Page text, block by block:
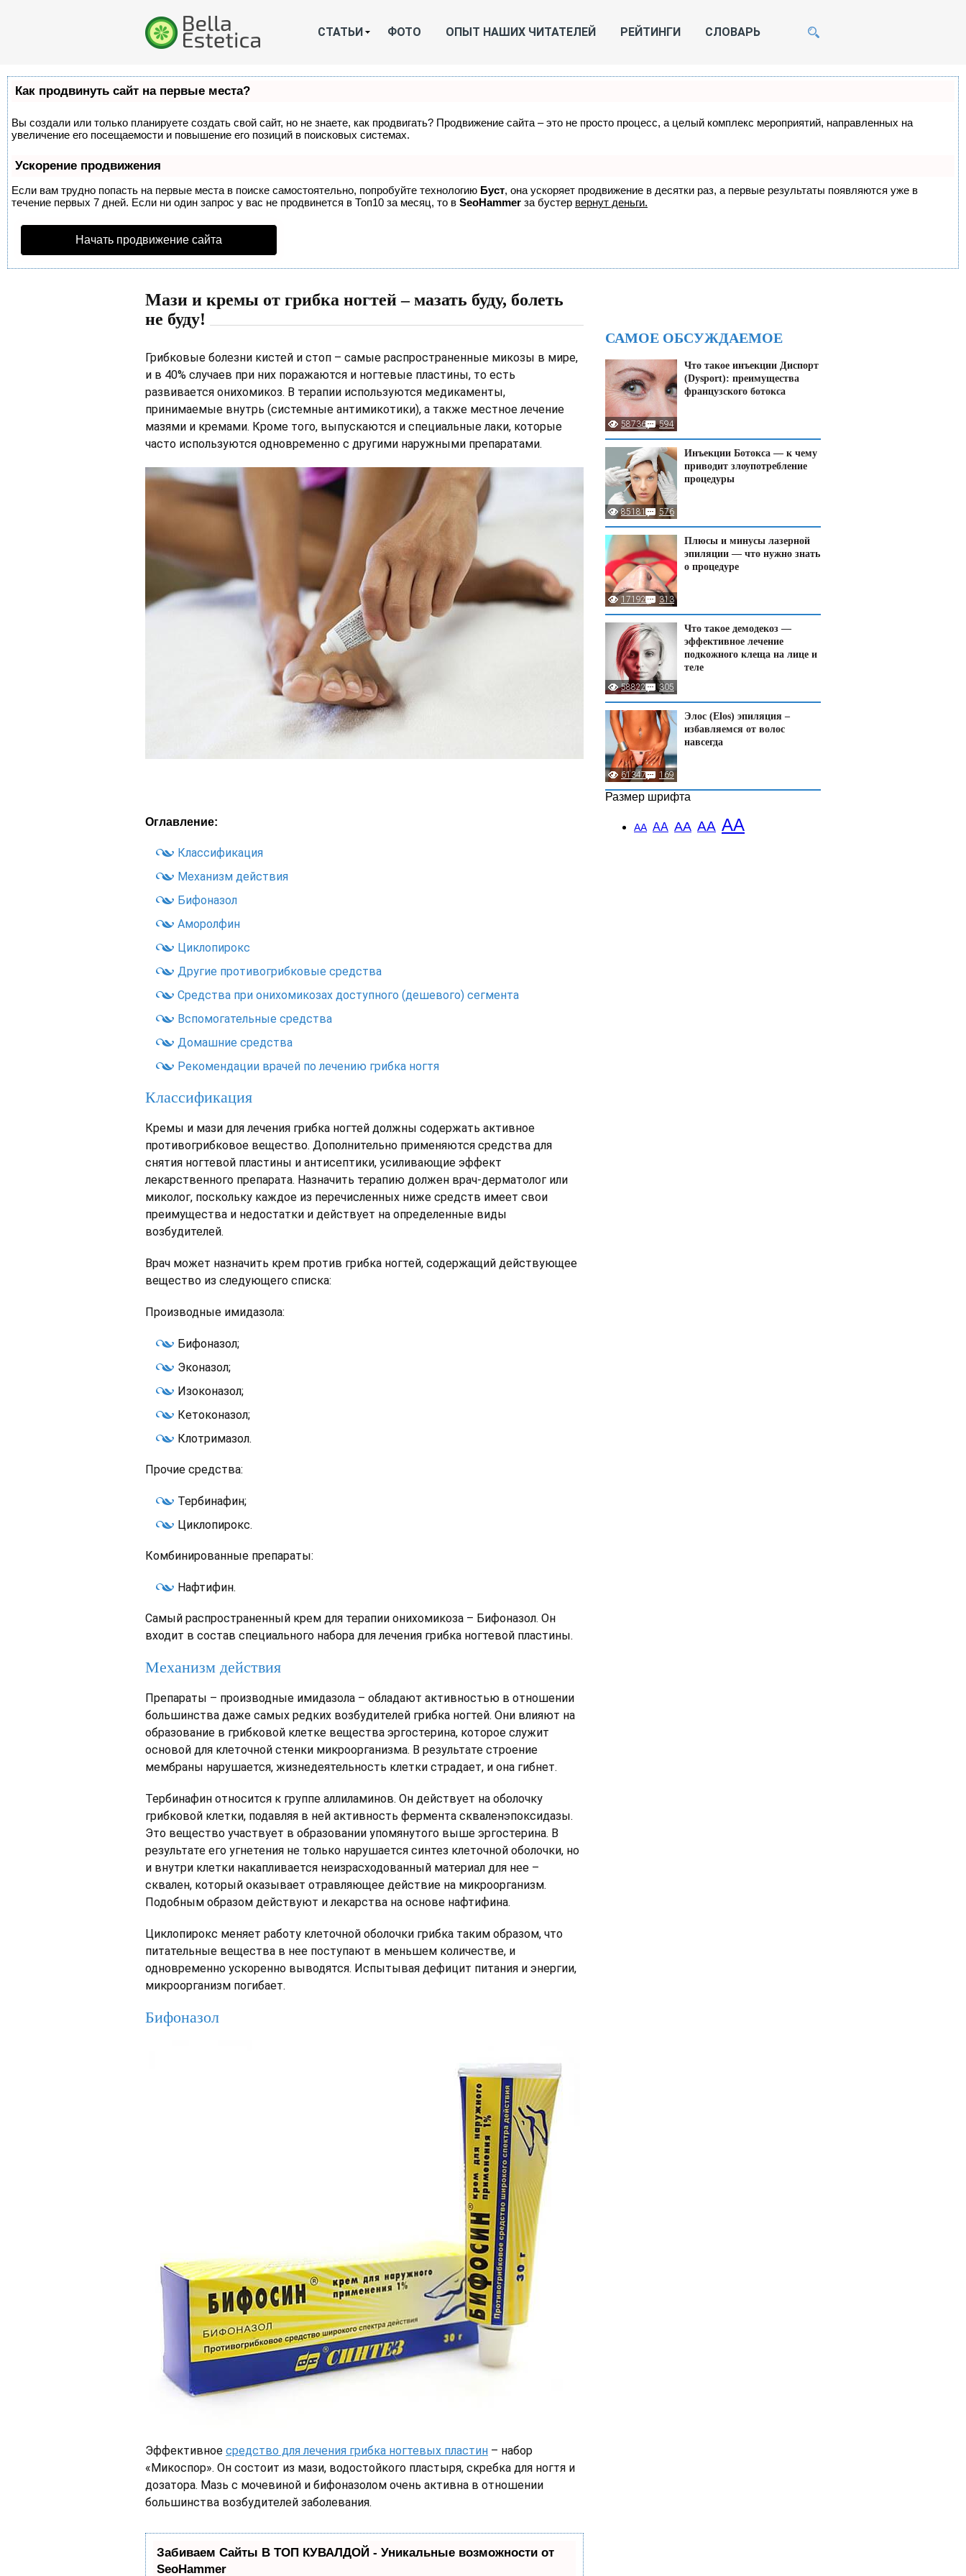
СТАТЬИ ФОТО ОПЫТ НАШИХ ЧИТАТЕЛЕЙ РЕЙТИНГИ СЛОВАРЬ
Как продвинуть сайт на первые места?
Вы создали или только планируете создать свой сайт, но не знаете, как продвигать? Продвижение сайта – это не просто процесс, а целый комплекс мероприятий, направленных на
увеличение его посещаемости и повышение его позиций в поисковых системах.
Ускорение продвижения
Если вам трудно попасть на первые места в поиске самостоятельно, попробуйте технологию Буст, она ускоряет продвижение в десятки раз, а первые результаты появляются уже в
течение первых 7 дней. Если ни один запрос у вас не продвинется в Топ10 за месяц, то в SeoHammer за бустер вернут деньги.
Начать продвижение сайта
Мази и кремы от грибка ногтей – мазать буду, болеть
не буду!
Грибковые болезни кистей и стоп – самые распространенные микозы в мире,
и в 40% случаев при них поражаются и ногтевые пластины, то есть
развивается онихомикоз. В терапии используются медикаменты,
принимаемые внутрь (системные антимикотики), а также местное лечение
мазями и кремами. Кроме того, выпускаются и специальные лаки, которые
часто используются одновременно с другими наружными препаратами.
Оглавление:
Классификация
Механизм действия
Бифоназол
Аморолфин
Циклопирокс
Другие противогрибковые средства
Средства при онихомикозах доступного (дешевого) сегмента
Вспомогательные средства
Домашние средства
Рекомендации врачей по лечению грибка ногтя
Классификация
Кремы и мази для лечения грибка ногтей должны содержать активное
противогрибковое вещество. Дополнительно применяются средства для
снятия ногтевой пластины и антисептики, усиливающие эффект
лекарственного препарата. Назначить терапию должен врач-дерматолог или
миколог, поскольку каждое из перечисленных ниже средств имеет свои
преимущества и недостатки и действует на определенные виды
возбудителей.
Врач может назначить крем против грибка ногтей, содержащий действующее
вещество из следующего списка:
Производные имидазола:
Бифоназол;
Эконазол;
Изоконазол;
Кетоконазол;
Клотримазол.
Прочие средства:
Тербинафин;
Циклопирокс.
Комбинированные препараты:
Нафтифин.
Самый распространенный крем для терапии онихомикоза – Бифоназол. Он
входит в состав специального набора для лечения грибка ногтевой пластины.
Механизм действия
Препараты – производные имидазола – обладают активностью в отношении
большинства даже самых редких возбудителей грибка ногтей. Они влияют на
образование в грибковой клетке вещества эргостерина, которое служит
основой для клеточной стенки микроорганизма. В результате строение
мембраны нарушается, жизнедеятельность клетки страдает, и она гибнет.
Тербинафин относится к группе аллиламинов. Он действует на оболочку
грибковой клетки, подавляя в ней активность фермента скваленэпоксидазы.
Это вещество участвует в образовании упомянутого выше эргостерина. В
результате его угнетения не только нарушается синтез клеточной оболочки, но
и внутри клетки накапливается неизрасходованный материал для нее –
сквален, который оказывает отравляющее действие на микроорганизм.
Подобным образом действуют и лекарства на основе нафтифина.
Циклопирокс меняет работу клеточной оболочки грибка таким образом, что
питательные вещества в нее поступают в меньшем количестве, и
одновременно ускоренно выводятся. Испытывая дефицит питания и энергии,
микроорганизм погибает.
Бифоназол
Эффективное средство для лечения грибка ногтевых пластин – набор
«Микоспор». Он состоит из мази, водостойкого пластыря, скребка для ногтя и
дозатора. Мазь с мочевиной и бифоназолом очень активна в отношении
большинства возбудителей заболевания.
Забиваем Сайты В ТОП КУВАЛДОЙ - Уникальные возможности от
SeoHammer
САМОЕ ОБСУЖДАЕМОЕ
58736 594
Что такое инъекции Диспорт
(Dysport): преимущества
французского ботокса
85181 576
Инъекции Ботокса — к чему
приводит злоупотребление
процедуры
171922 313
Плюсы и минусы лазерной
эпиляции — что нужно знать
о процедуре
58822 305
Что такое демодекоз —
эффективное лечение
подкожного клеща на лице и
теле
61347 169
Элос (Elos) эпиляция –
избавляемся от волос
навсегда
Размер шрифта
АА АА АА АА АА